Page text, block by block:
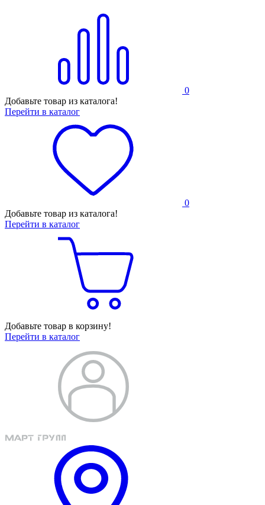
0
Добавьте товар из каталога!
Перейти в каталог
0
Добавьте товар из каталога!
Перейти в каталог
Добавьте товар в корзину!
Перейти в каталог